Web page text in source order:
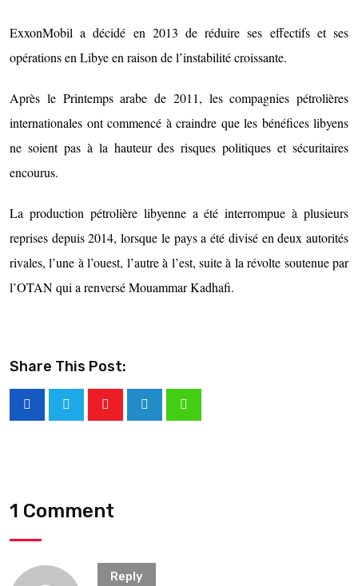
ExxonMobil a décidé en 2013 de réduire ses effectifs et ses
opérations en Libye en raison de l’instabilité croissante.
Après le Printemps arabe de 2011, les compagnies pétrolières
internationales ont commencé à craindre que les bénéfices libyens
ne soient pas à la hauteur des risques politiques et sécuritaires
encourus.
La production pétrolière libyenne a été interrompue à plusieurs
reprises depuis 2014, lorsque le pays a été divisé en deux autorités
rivales, l’une à l’ouest, l’autre à l’est, suite à la révolte soutenue par
l’OTAN qui a renversé Mouammar Kadhafi.
Share This Post:
1 Comment
Reply